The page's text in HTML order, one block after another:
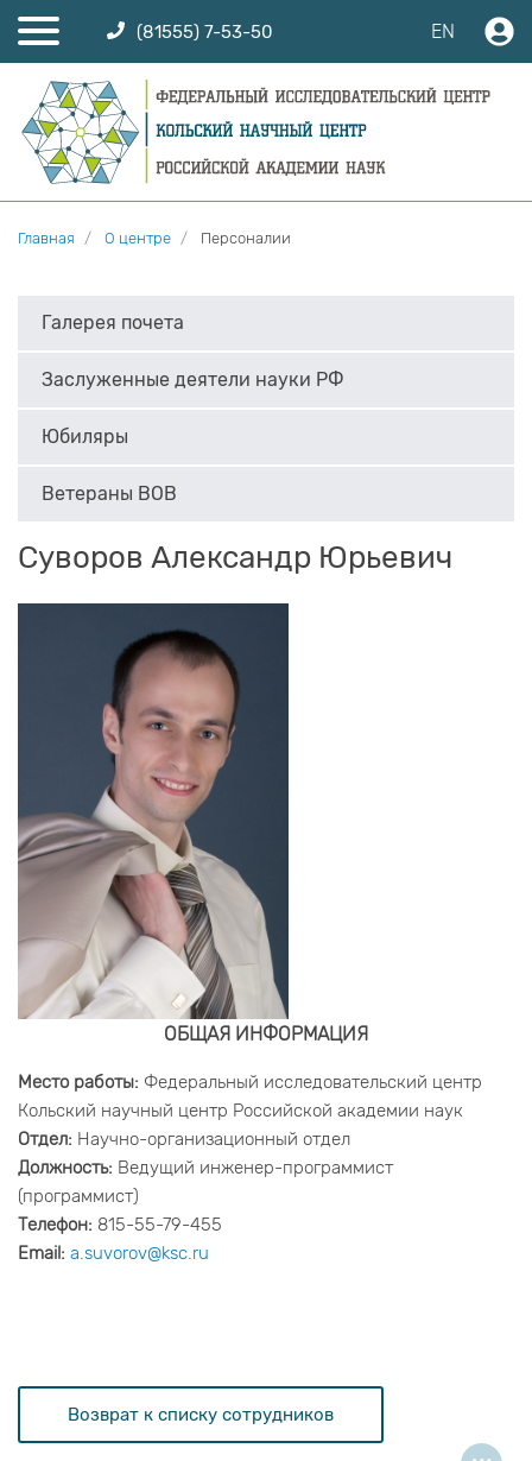
(81555) 7-53-50 EN
Главная О центре Персоналии
Галерея почета
Заслуженные деятели науки РФ
Юбиляры
Ветераны ВОВ
Суворов Александр Юрьевич
ОБЩАЯ ИНФОРМАЦИЯ
Место работы: Федеральный исследовательский центр
Кольский научный центр Российской академии наук
Отдел: Научно-организационный отдел
Должность: Ведущий инженер-программист
(программист)
Телефон: 815-55-79-455
Email: a.suvorov@ksc.ru
Возврат к списку сотрудников